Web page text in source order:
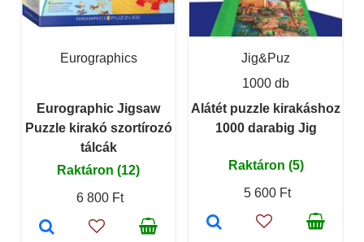
Eurographics
Eurographic Jigsaw
Puzzle kirakó szortírozó
tálcák
Raktáron (12)
6 800 Ft
Jig&Puz
1000 db
Alátét puzzle kirakáshoz
1000 darabig Jig
Raktáron (5)
5 600 Ft